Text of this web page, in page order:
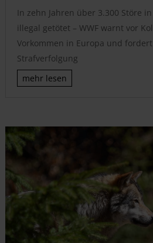
In zehn Jahren über 3.300 Störe
illegal getötet – WWF warnt vor
Vorkommen in Europa und
Strafverfolgung
mehr lesen